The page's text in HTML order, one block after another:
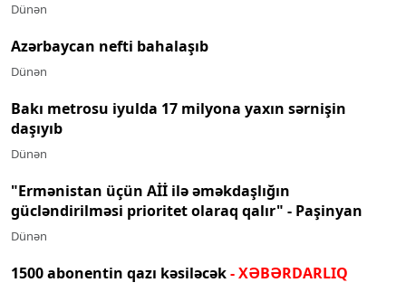
Dünən
Azərbaycan nefti bahalaşıb
Dünən
Bakı metrosu iyulda 17 milyona yaxın sərnişin
daşıyıb
Dünən
"Ermənistan üçün Aİİ ilə əməkdaşlığın
gücləndirilməsi prioritet olaraq qalır" - Paşinyan
Dünən
1500 abonentin qazı kəsiləcək- XƏBƏRDARLIQ